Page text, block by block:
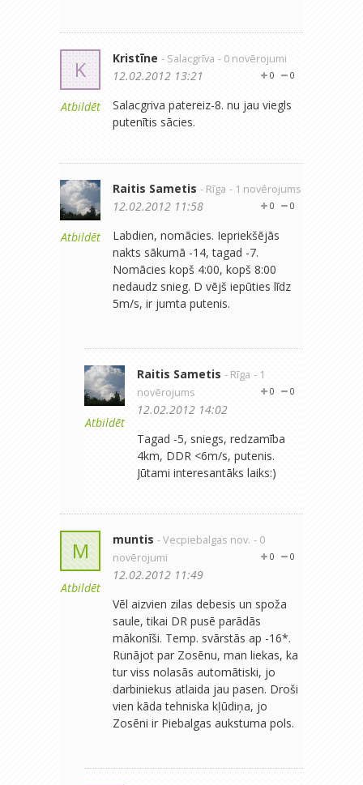
K
Atbildēt
Kristīne - Salacgrīva - 0 novērojumi
0
0
12.02.2012 13:21
Salacgriva patereiz-8. nu jau viegls
putenītis sācies.
Atbildēt
Raitis Sametis - Rīga - 1 novērojums
0
0
12.02.2012 11:58
Labdien, nomācies. Iepriekšējās
nakts sākumā -14, tagad -7.
Nomācies kopš 4:00, kopš 8:00
nedaudz snieg. D vējš iepūties līdz
5m/s, ir jumta putenis.
Atbildēt
Raitis Sametis - Rīga - 1
novērojums
0
0
12.02.2012 14:02
Tagad -5, sniegs, redzamība
4km, DDR <6m/s, putenis.
Jūtami interesantāks laiks:)
M
Atbildēt
muntis - Vecpiebalgas nov. - 0
novērojumi
0
0
12.02.2012 11:49
Vēl aizvien zilas debesis un spoža
saule, tikai DR pusē parādās
mākonīši. Temp. svārstās ap -16*.
Runājot par Zosēnu, man liekas, ka
tur viss nolasās automātiski, jo
darbiniekus atlaida jau pasen. Droši
vien kāda tehniska kļūdiņa, jo
Zosēni ir Piebalgas aukstuma pols.